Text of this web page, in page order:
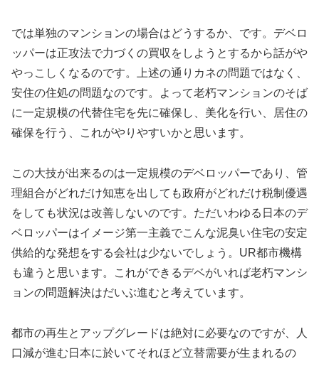
では単独のマンションの場合はどうするか、です。デベロ
ッパーは正攻法で力づくの買収をしようとするから話がや
やっこしくなるのです。上述の通りカネの問題ではなく、
安住の住処の問題なのです。よって老朽マンションのそば
に一定規模の代替住宅を先に確保し、美化を行い、居住の
確保を行う、これがやりやすいかと思います。
この大技が出来るのは一定規模のデベロッパーであり、管
理組合がどれだけ知恵を出しても政府がどれだけ税制優遇
をしても状況は改善しないのです。ただいわゆる日本のデ
ベロッパーはイメージ第一主義でこんな泥臭い住宅の安定
供給的な発想をする会社は少ないでしょう。UR都市機構
も違うと思います。これができるデベがいれば老朽マンシ
ョンの問題解決はだいぶ進むと考えています。
都市の再生とアップグレードは絶対に必要なのですが、人
口減が進む日本に於いてそれほど立替需要が生まれるの